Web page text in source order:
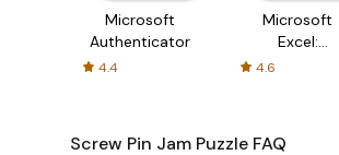
Microsoft
Authenticator
4.4
Microsoft
Excel:
Spreadsheets
4.6
Screw Pin Jam Puzzle FAQ